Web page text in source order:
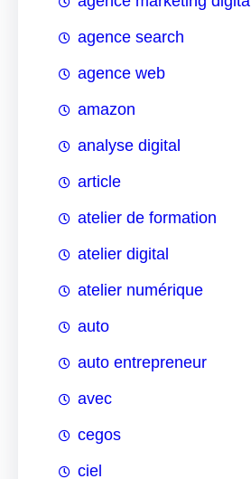
agence search
agence web
amazon
analyse digital
article
atelier de formation
atelier digital
atelier numérique
auto
auto entrepreneur
avec
cegos
ciel